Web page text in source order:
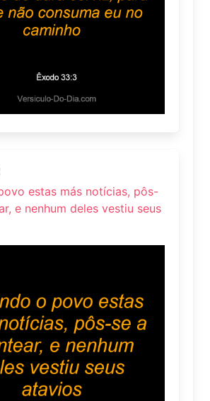
estas más notícias, pôs-
e nenhum deles vestiu seus